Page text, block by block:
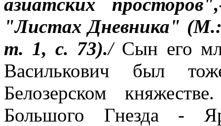
"Листах Дневника"
т. 1, с. 73)./Сын его
Василькович был
Белозерском
Большого Гнезда -